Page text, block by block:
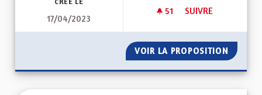
17/04/2023
51 51 ABONNÉS
SUIVRE
VOIR LA PROPOSITION